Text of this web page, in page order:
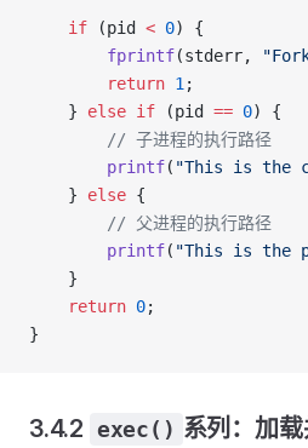
    if
(pid < 0) {
        fprintf
(stderr,
        return
1 ;
    }
else if (pid == 0) {
        // 子进程的执行路径
        printf
( "This is the
    }
else {
        // 父进程的执行路径
        printf
( "This is the
    }
    return
0;
}
3.4.2 exec() 系列：加